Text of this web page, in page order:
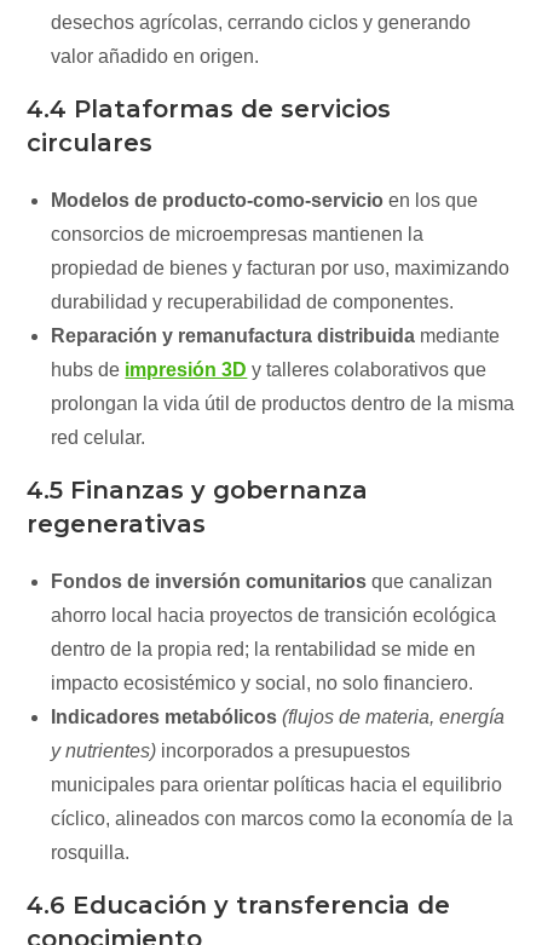
desechos agrícolas, cerrando ciclos y generando
valor añadido en origen.
4.4 Plataformas de servicios
circulares
Modelos de producto‑como‑servicio en los que
consorcios de microempresas mantienen la
propiedad de bienes y facturan por uso, maximizando
durabilidad y recuperabilidad de componentes.
Reparación y remanufactura distribuida mediante
hubs de impresión 3D y talleres colaborativos que
prolongan la vida útil de productos dentro de la misma
red celular.
4.5 Finanzas y gobernanza
regenerativas
Fondos de inversión comunitarios que canalizan
ahorro local hacia proyectos de transición ecológica
dentro de la propia red; la rentabilidad se mide en
impacto ecosistémico y social, no solo financiero.
Indicadores metabólicos (flujos de materia, energía
y nutrientes) incorporados a presupuestos
municipales para orientar políticas hacia el equilibrio
cíclico, alineados con marcos como la economía de la
rosquilla.
4.6 Educación y transferencia de
conocimiento